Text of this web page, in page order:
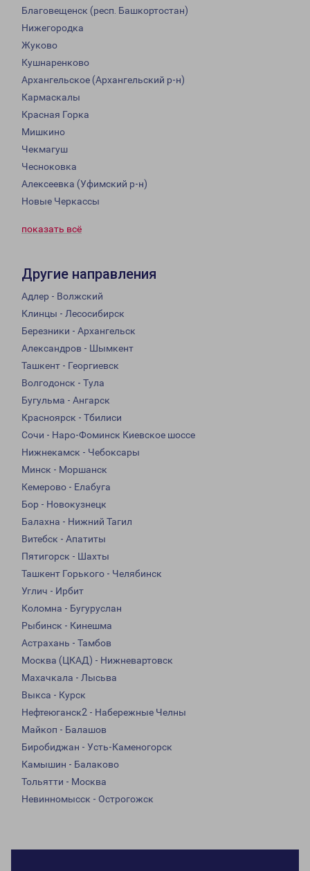
Благовещенск (респ. Башкортостан)
Нижегородка
Жуково
Кушнаренково
Архангельское (Архангельский р-н)
Кармаскалы
Красная Горка
Мишкино
Чекмагуш
Чесноковка
Алексеевка (Уфимский р-н)
Новые Черкассы
показать всё
Другие направления
Адлер - Волжский
Клинцы - Лесосибирск
Березники - Архангельск
Александров - Шымкент
Ташкент - Георгиевск
Волгодонск - Тула
Бугульма - Ангарск
Красноярск - Тбилиси
Сочи - Наро-Фоминск Киевское шоссе
Нижнекамск - Чебоксары
Минск - Моршанск
Кемерово - Елабуга
Бор - Новокузнецк
Балахна - Нижний Тагил
Витебск - Апатиты
Пятигорск - Шахты
Ташкент Горького - Челябинск
Углич - Ирбит
Коломна - Бугуруслан
Рыбинск - Кинешма
Астрахань - Тамбов
Москва (ЦКАД) - Нижневартовск
Махачкала - Лысьва
Выкса - Курск
Нефтеюганск2 - Набережные Челны
Майкоп - Балашов
Биробиджан - Усть-Каменогорск
Камышин - Балаково
Тольятти - Москва
Невинномысск - Острогожск